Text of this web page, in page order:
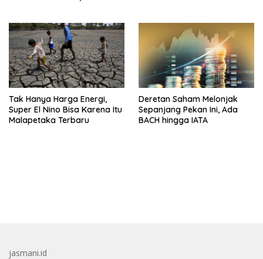
Tak Hanya Harga Energi,
Super El Nino Bisa Karena Itu
Malapetaka Terbaru
Deretan Saham Melonjak
Sepanjang Pekan Ini, Ada
BACH hingga IATA
jasmani.id